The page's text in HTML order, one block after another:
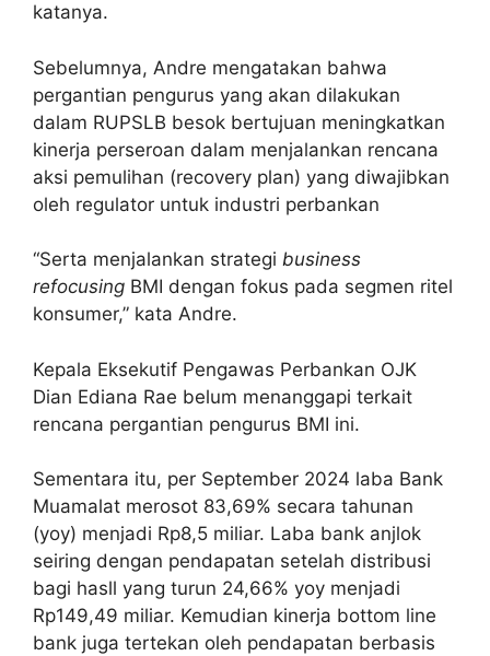
katanya.
Sebelumnya, Andre mengatakan bahwa
pergantian pengurus yang akan dilakukan
dalam RUPSLB besok bertujuan meningkatkan
kinerja perseroan dalam menjalankan rencana
aksi pemulihan (recovery plan) yang diwajibkan
oleh regulator untuk industri perbankan
“Serta menjalankan strategi business
refocusing BMI dengan fokus pada segmen ritel
konsumer,” kata Andre.
Kepala Eksekutif Pengawas Perbankan OJK
Dian Ediana Rae belum menanggapi terkait
rencana pergantian pengurus BMI ini.
Sementara itu, per September 2024 laba Bank
Muamalat merosot 83,69% secara tahunan
(yoy) menjadi Rp8,5 miliar. Laba bank anjlok
seiring dengan pendapatan setelah distribusi
bagi hasll yang turun 24,66% yoy menjadi
Rp149,49 miliar. Kemudian kinerja bottom line
bank juga tertekan oleh pendapatan berbasis